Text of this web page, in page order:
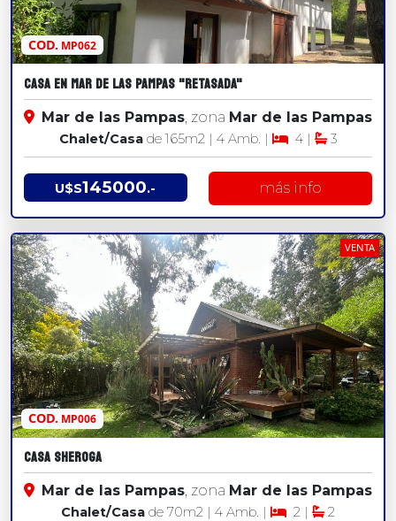
COD.MP062
CASA EN MAR DE LAS PAMPAS "RETASADA"
Mar de las Pampas , zona Mar de las Pampas
Chalet/Casade 165m2| 4 Amb. | 4 | 3
U$S145000.- más info
COD.MP006
VENTA
CASA SHEROGA
Mar de las Pampas, zona Mar de las Pampas
Chalet/Casa de 70m2 | 4 Amb. | 2 | 2